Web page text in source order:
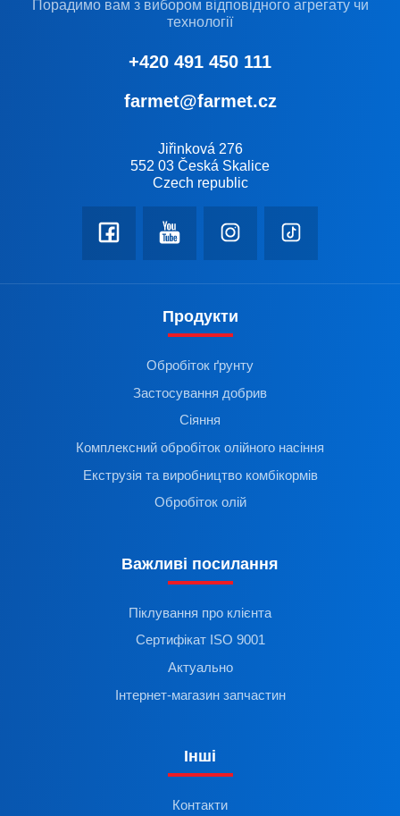
Порадимо вам з вибором відповідного агрегату чи
технології
+420 491 450 111
farmet@farmet.cz
Jiřinková 276
552 03 Česká Skalice
Czech republic
Продукти
Обробіток ґрунту
Застосування добрив
Сіяння
Комплексний обробіток олійного насіння
Екструзія та виробництво комбікормів
Обробіток олій
Важливі посилання
Піклування про клієнта
Сертифікат ISO 9001
Актуально
Інтернет-магазин запчастин
Інші
Контакти